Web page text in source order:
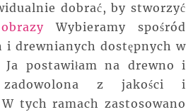
dobrać, by stworzyć
obrazyWybieramy spośród
i drewnianych dostępnych w
postawiłam na drewno i
z jakości i
tych ramach zastosowano